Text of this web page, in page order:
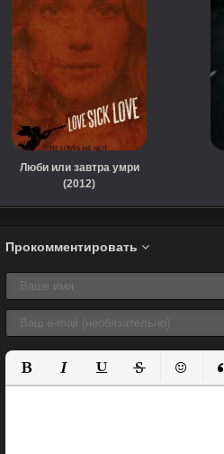
Люби или завтра умри
(2012)
Прокомментировать
Полужирный
КурсивПодчеркнутый
Зачеркнутый